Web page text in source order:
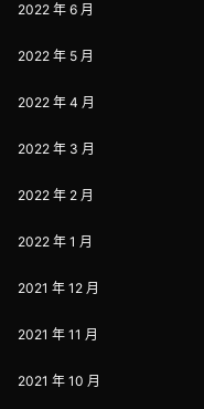
2022 年 6 月
2022 年 5 月
2022 年 4 月
2022 年 3 月
2022 年 2 月
2022 年 1 月
2021 年 12 月
2021 年 11 月
2021 年 10 月